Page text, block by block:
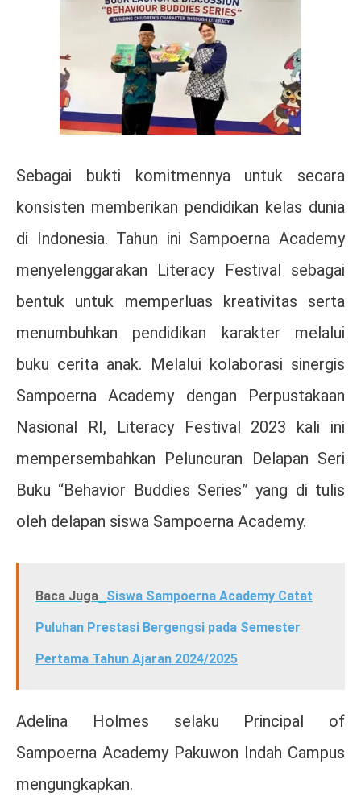
Sebagai bukti komitmennya untuk secara
konsisten memberikan pendidikan kelas dunia
di Indonesia. Tahun ini Sampoerna Academy
menyelenggarakan Literacy Festival sebagai
bentuk untuk memperluas kreativitas serta
menumbuhkan pendidikan karakter melalui
buku cerita anak. Melalui kolaborasi sinergis
Sampoerna Academy dengan Perpustakaan
Nasional RI, Literacy Festival 2023 kali ini
mempersembahkan Peluncuran Delapan Seri
Buku “Behavior Buddies Series” yang di tulis
oleh delapan siswa Sampoerna Academy.
Baca Juga Siswa Sampoerna Academy Catat
Puluhan Prestasi Bergengsi pada Semester
Pertama Tahun Ajaran 2024/2025
Adelina Holmes selaku Principal of
Sampoerna Academy Pakuwon Indah Campus
mengungkapkan.